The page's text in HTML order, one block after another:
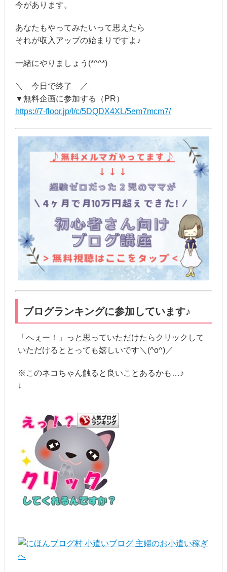
今があります。
あなたもやってみたいって思えたら
それが収入アップの始まりですよ♪
一緒にやりましょう(*^^*)
＼ 今日で終了 ／
▼無料企画に参加する（PR）
https://7-floor.jp/l/c/5DQDX4XL/5em7mcm7/
ブログランキングに参加しています♪
「へぇー！」っと思っていただけたらクリックして
いただけるととっても嬉しいです＼(^o^)／
※このネコちゃん触ると良いことあるかも…♪
↓